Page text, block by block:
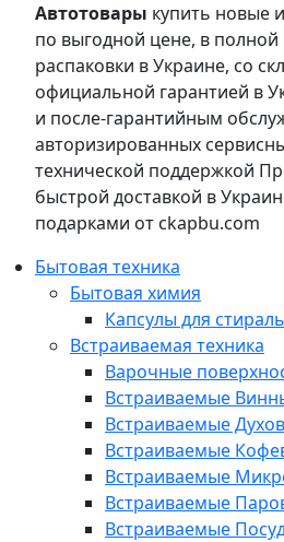
Автотовары купить новые
по выгодной цене, в полной
распаковки в Украине, со
официальной гарантией в
и после-гарантийным
авторизированных
технической поддержкой
быстрой доставкой в
подарками от ckapbu.com
Бытовая техника
Бытовая химия
Капсулы для
Встраиваемая техника
Варочные
Встраиваемые
Встраиваемые
Встраиваемые
Встраиваемые
Встраиваемые
Встраиваемые